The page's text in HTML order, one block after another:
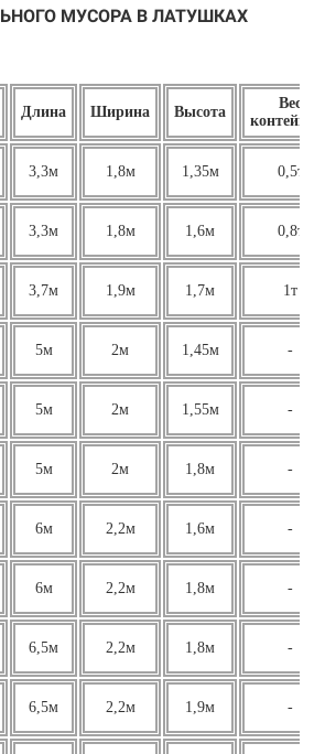
МУСОРА В ЛАТУШКАХ
Длина Ширина Высота
Вес
3,3м 1,8м 1,35м 0,5т
3,3м 1,8м 1,6м 0,8т
3,7м 1,9м 1,7м 1т
5м 2м 1,45м -
5м 2м 1,55м -
5м 2м 1,8м -
6м 2,2м 1,6м -
6м 2,2м 1,8м -
6,5м 2,2м 1,8м -
6,5м 2,2м 1,9м -